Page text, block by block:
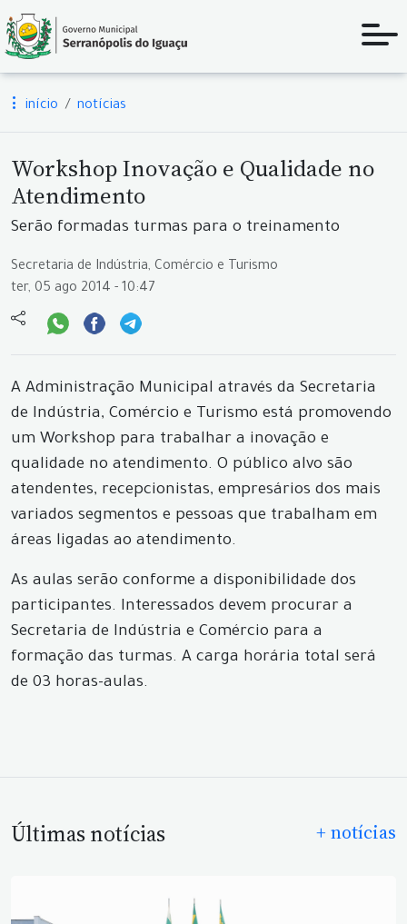
início notícias
Workshop Inovação e Qualidade no
Atendimento
Serão formadas turmas para o treinamento
Secretaria de Indústria, Comércio e Turismo
ter, 05 ago 2014 - 10:47
A Administração Municipal através da Secretaria
de Indústria, Comércio e Turismo está promovendo
um Workshop para trabalhar a inovação e
qualidade no atendimento. O público alvo são
atendentes, recepcionistas, empresários dos mais
variados segmentos e pessoas que trabalham em
áreas ligadas ao atendimento.
As aulas serão conforme a disponibilidade dos
participantes. Interessados devem procurar a
Secretaria de Indústria e Comércio para a
formação das turmas. A carga horária total será
de 03 horas-aulas.
Últimas notícias + notícias